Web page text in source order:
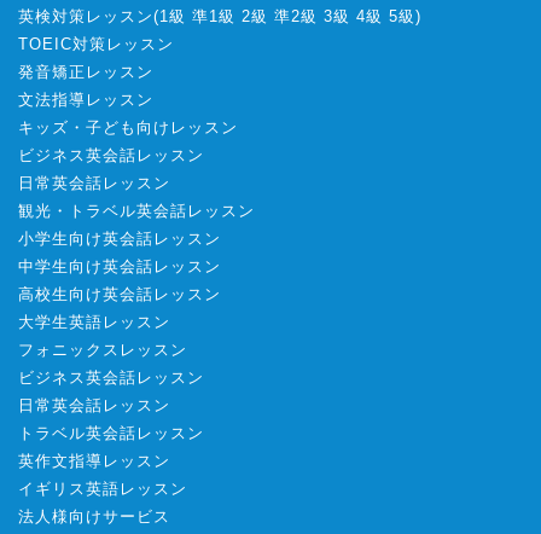
英検対策レッスン(1級 準1級 2級 準2級 3級 4級 5級 )
TOEIC対策レッスン
発音矯正レッスン
文法指導レッスン
キッズ・子ども向けレッスン
ビジネス英会話レッスン
日常英会話レッスン
観光・トラベル英会話レッスン
小学生向け英会話レッスン
中学生向け英会話レッスン
高校生向け英会話レッスン
大学生英語レッスン
フォニックスレッスン
ビジネス英会話レッスン
日常英会話レッスン
トラベル英会話レッスン
英作文指導レッスン
イギリス英語レッスン
法人様向けサービス